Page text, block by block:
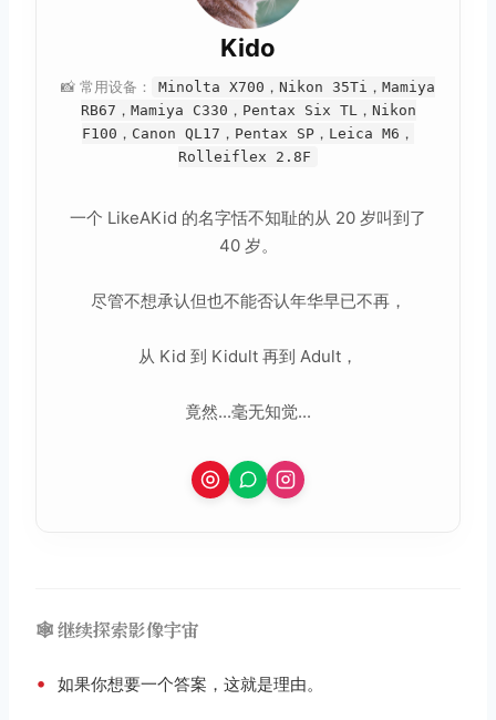
Kido
📸 常用设备：
Minolta X700，Nikon 35Ti，Mamiya
RB67，Mamiya C330，Pentax Six TL，Nikon
F100，Canon QL17，Pentax SP，Leica M6，
Rolleiflex 2.8F
一个 LikeAKid 的名字恬不知耻的从 20 岁叫到了
40 岁。
尽管不想承认但也不能否认年华早已不再，
从 Kid 到 Kidult 再到 Adult，
竟然...毫无知觉...
🕸️ 继续探索影像宇宙
• 如果你想要一个答案，这就是理由。